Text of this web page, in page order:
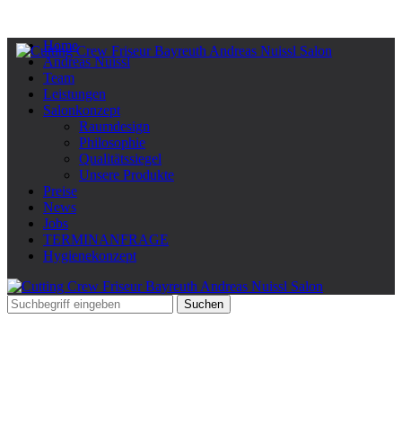
Home
Andreas Nuissl
Team
Leistungen
Salonkonzept
Raumdesign
Philosophie
Qualitätssiegel
Unsere Produkte
Preise
News
Jobs
TERMINANFRAGE
Hygienekonzept